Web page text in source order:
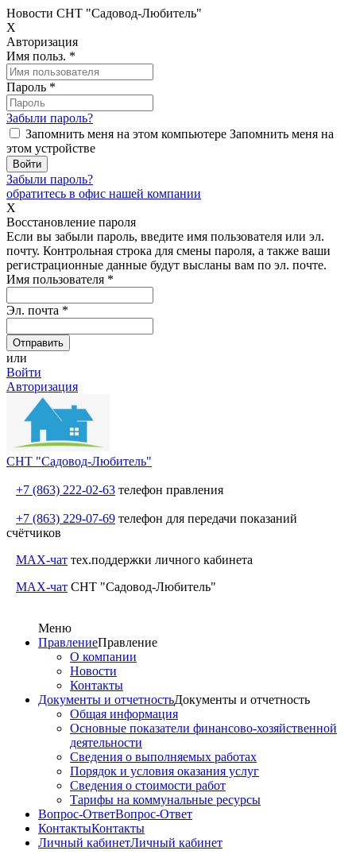
Новости СНТ "Садовод-Любитель"
X
Авторизация
Имя польз. *
Пароль *
Забыли пароль?
Запомнить меня на этом компьютере Запомнить меня на
этом устройстве
Забыли пароль?
обратитесь в офис нашей компании
X
Восстановление пароля
Если вы забыли пароль, введите имя пользователя или эл.
почту. Контрольная строка для смены пароля, а также ваши
регистрационные данные будут высланы вам по эл. почте.
Имя пользователя *
Эл. почта *
или
Войти
Авторизация
СНТ "Садовод-Любитель"
+7 (863) 222-02-63 телефон правления
+7 (863) 229-07-69 телефон для передачи показаний
счётчиков
MAX-чат тех.поддержки личного кабинета
MAX-чат СНТ "Садовод-Любитель"
Меню
ПравлениеПравление
О компании
Новости
Контакты
Документы и отчетностьДокументы и отчетность
Общая информация
Основные показатели финансово-хозяйственной
деятельности
Сведения о выполняемых работах
Порядок и условия оказания услуг
Сведения о стоимости работ
Тарифы на коммунальные ресурсы
Вопрос-ОтветВопрос-Ответ
КонтактыКонтакты
Личный кабинетЛичный кабинет